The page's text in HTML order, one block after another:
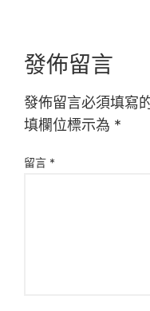
發佈留言
發佈留言必須填寫
填欄位標示為 *
留言 *